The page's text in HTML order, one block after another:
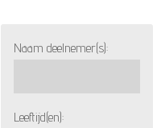
Naam deelnemer(s):
Leeftijd(en):